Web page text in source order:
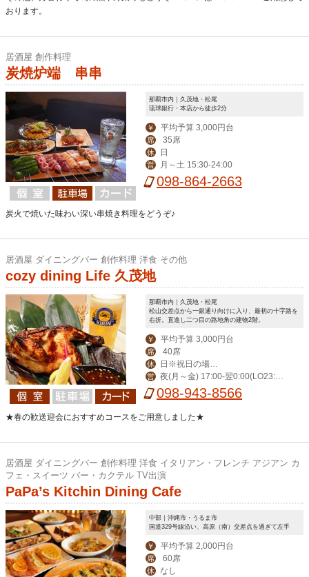
おります。
居酒屋 創作料理
炭焼炉端 串串
那覇市内｜久茂地・松尾
琉球銀行・本店から徒歩2分
￥ 平均予算 3,000円台
席 35席
休 日
営 月～土 15:30-24:00
098-864-2663
炭火で焼いた味わい深い串焼き料理をどうぞ♪
居酒屋 ダイニングバー 創作料理 洋食 その他
cozy dining Life 久茂地
那覇市内｜久茂地・松尾
松山交差点から一銀通り向けに入り、最初の十字路を
右折。直進し二つ目の路地角の建物2階。
￥ 平均予算 3,000円台
席 40席
休
営業。月曜振替休。
営
夜(月～金) 17:00-翌0:00(LO23:3
0) (土)-翌1:00(LO翌0:30) 昼(月～金) 1
098-943-8566
★春の歓送迎会におすすめコースをご用意しました★
居酒屋 ダイニングバー 創作料理 洋食 イタリアン・フレンチ アジアン カ
フェ・スイーツ バー・カクテル TV出演
PaPa’s Kitchin Dining Cafe
中部｜沖縄市・うるま市
国道329号線沿い、高原（南）交差点を過ぎて左手
￥ 平均予算 2,000円台
席 60席
休 なし